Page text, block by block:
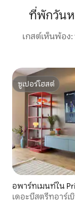
ที่พักวันห
เกสต์เห็นพ้อง
ซูเปอร์โฮสต์
ซูเปอร์โฮสต์
อพาร์ทเมนท์ใน
เดอะบีสตรีทอาร์เ